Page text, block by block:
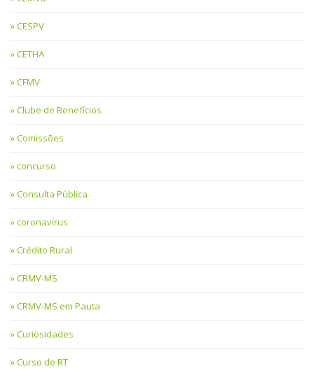
CESPV
CETHA
CFMV
Clube de Benefícios
Comissões
concurso
Consulta Pública
coronavírus
Crédito Rural
CRMV-MS
CRMV-MS em Pauta
Curiosidades
Curso de RT